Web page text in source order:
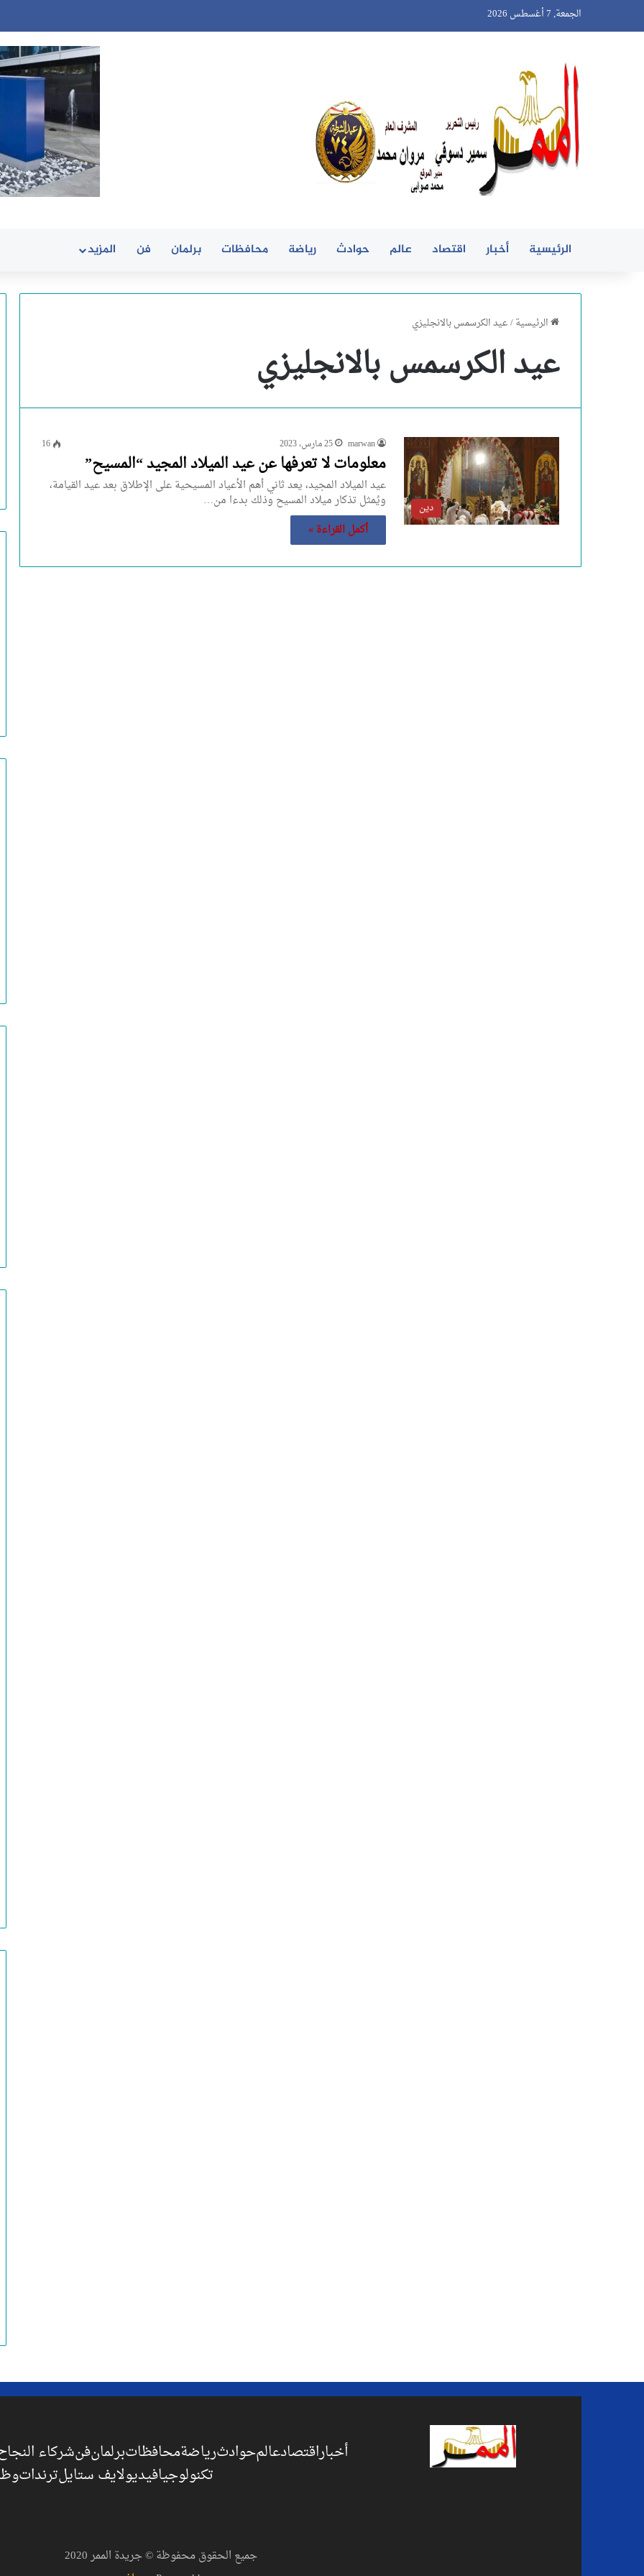
الجمعة, 7 أغسطس 2026
الرئيسية أخبار اقتصاد عالم حوادث رياضة محافظات برلمان فن المزيد
الرئيسية/عيد الكرسمس بالانجليزي
عيد الكرسمس بالانجليزي
دين
marwan 25 مارس، 2023 16
معلومات لا تعرفها عن عيد الميلاد المجيد “المسيح”
عيد الميلاد المجيد، يعد ثاني أهم الأعياد المسيحية على الإطلاق بعد عيد القيامة،
ويُمثل تذكار ميلاد المسيح وذلك بدءا من…
أكمل القراءة »
أخباراقتصادعالمحوادثرياضةمحافظاتبرلمانفنشركاء
تكنولوجيافيديولايف ستايلترندات
جميع الحقوق محفوظة © جريدة الممر 2020